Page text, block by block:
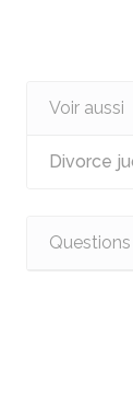
Voir aussi
Divorce